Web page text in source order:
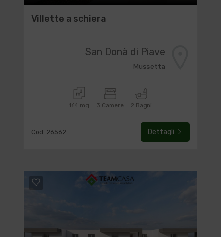
Villette a schiera
San Donà di Piave
Mussetta
164 mq 3 Camere 2 Bagni
Cod. 26562 Dettagli